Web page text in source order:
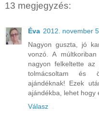
13 megjegyzés:
Éva 2012. november
Nagyon guszta, jó
vonzó. A
nagyon felkeltette az
tolmácsoltam és
ajándéknak! Ezek
ajándékba, lehet hogy
Válasz